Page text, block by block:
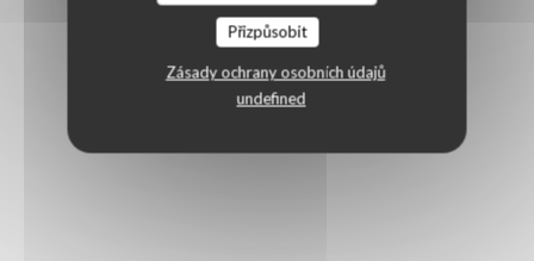
Přizpůsobit
Zásady ochrany osobních údajů
undefined